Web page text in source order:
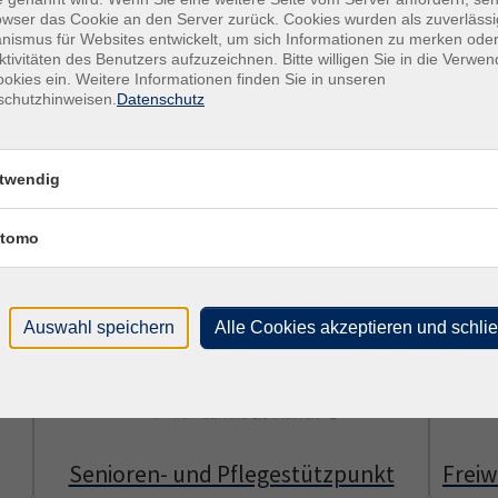
mit Migrationsgeschichte. Mit Sprachförderung,
im Alltag und im Arbeitsleben.
persönliche Unterstützung – verlässlich, praxisnah und nah am
Senioren- und Pflegestützpunkt
das Cookie an den Server zurück. Cookies wurden als
für Websites entwickelt, um sich Informationen zu merken
des Benutzers aufzuzeichnen. Bitte willigen Sie in die
ein. Weitere Informationen finden Sie in unseren
Datenschutz
Auswahl speichern Alle Cookies akzeptieren und